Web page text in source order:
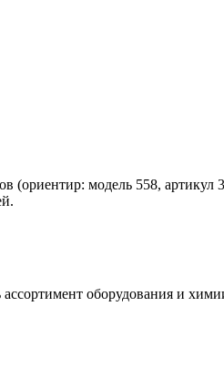
(ориентир: модель 558, артикул
оборудования и